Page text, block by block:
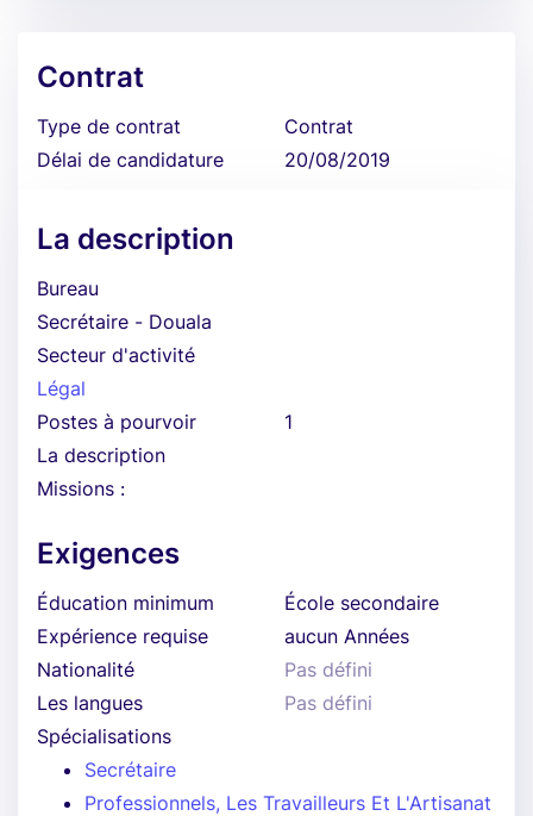
Contrat
Type de contrat
Contrat
Délai de candidature
20/08/2019
La description
Bureau
Secrétaire - Douala
Secteur d'activité
Légal
Postes à pourvoir
1
La description
Missions :
Exigences
Éducation minimum
École secondaire
Expérience requise
aucun Années
Nationalité
Pas défini
Les langues
Pas défini
Spécialisations
Secrétaire
Professionnels, Les Travailleurs Et L'Artisanat